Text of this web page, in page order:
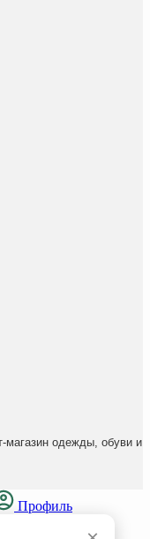
одежды, обуви и
Профиль